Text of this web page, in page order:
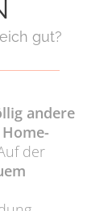
gut?
andere
der